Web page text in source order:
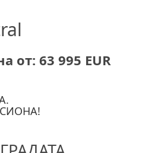
от: 63 995 EUR